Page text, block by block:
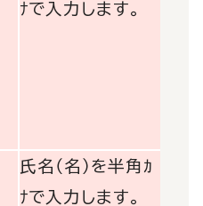
ﾅで入力します。
氏名（名）を半角ｶ
ﾅで入力します。